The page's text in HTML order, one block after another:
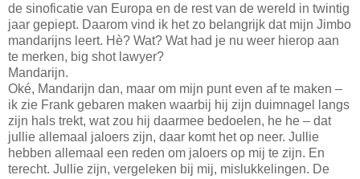
de sinoficatie van Europa en de rest van de wereld in twintig
jaar gepiept. Daarom vind ik het zo belangrijk dat mijn Jimbo
mandarijns leert. Hè? Wat? Wat had je nu weer hierop aan
te merken, big shot lawyer?
Mandarijn.
Oké, Mandarijn dan, maar om mijn punt even af te maken –
ik zie Frank gebaren maken waarbij hij zijn duimnagel langs
zijn hals trekt, wat zou hij daarmee bedoelen, he he – dat
jullie allemaal jaloers zijn, daar komt het op neer. Jullie
hebben allemaal een reden om jaloers op mij te zijn. En
terecht. Jullie zijn, vergeleken bij mij, mislukkelingen. De